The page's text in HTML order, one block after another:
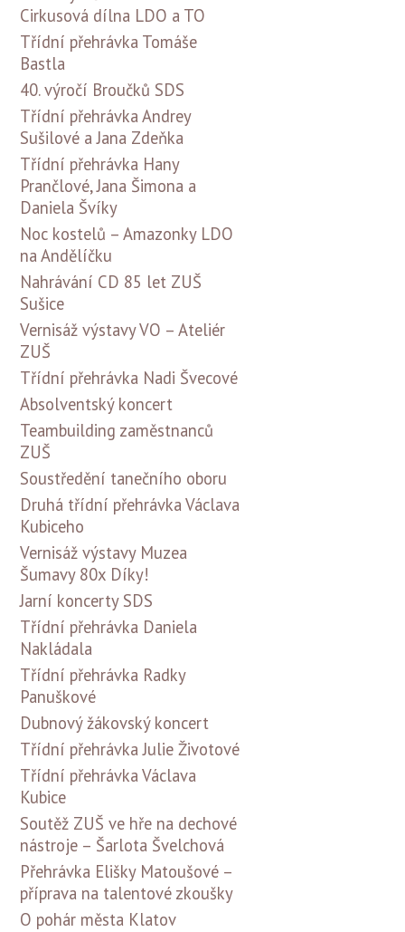
Cirkusová dílna LDO a TO
Třídní přehrávka Tomáše
Bastla
40. výročí Broučků SDS
Třídní přehrávka Andrey
Sušilové a Jana Zdeňka
Třídní přehrávka Hany
Prančlové, Jana Šimona a
Daniela Švíky
Noc kostelů – Amazonky LDO
na Andělíčku
Nahrávání CD 85 let ZUŠ
Sušice
Vernisáž výstavy VO – Ateliér
ZUŠ
Třídní přehrávka Nadi Švecové
Absolventský koncert
Teambuilding zaměstnanců
ZUŠ
Soustředění tanečního oboru
Druhá třídní přehrávka Václava
Kubiceho
Vernisáž výstavy Muzea
Šumavy 80x Díky!
Jarní koncerty SDS
Třídní přehrávka Daniela
Nakládala
Třídní přehrávka Radky
Panuškové
Dubnový žákovský koncert
Třídní přehrávka Julie Životové
Třídní přehrávka Václava
Kubice
Soutěž ZUŠ ve hře na dechové
nástroje – Šarlota Švelchová
Přehrávka Elišky Matoušové –
příprava na talentové zkoušky
O pohár města Klatov